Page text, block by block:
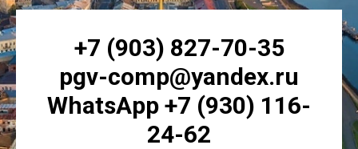
+7 (903) 827-70-35
pgv-comp@yandex.ru
WhatsApp +7 (930) 116-
24-62